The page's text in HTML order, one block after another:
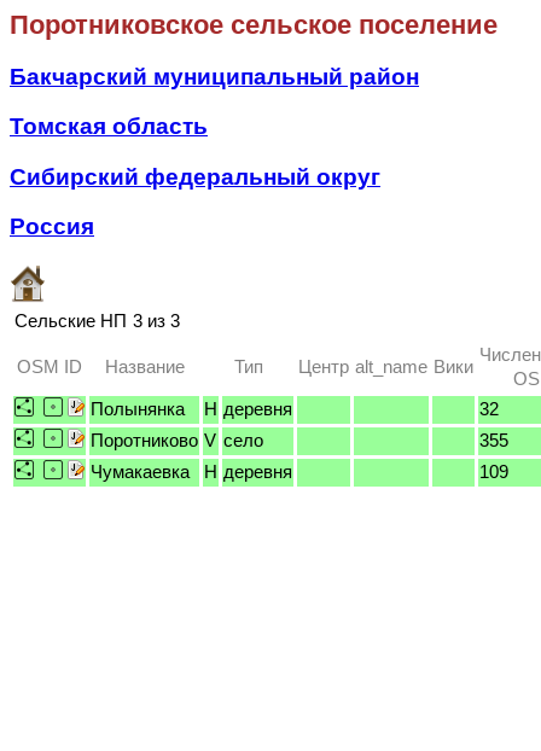
Поротниковское сельское поселение
Бакчарский муниципальный район
Томская область
Сибирский федеральный округ
Россия
Сельские НП 3 из 3
OSM ID Название Тип Центр alt_name Вики
Полынянка
H деревня
32
Поротниково V село
355
Чумакаевка
H деревня 109